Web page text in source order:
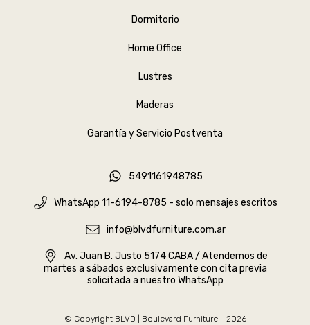
Dormitorio
Home Office
Lustres
Maderas
Garantía y Servicio Postventa
5491161948785
WhatsApp 11-6194-8785 - solo mensajes escritos
info@blvdfurniture.com.ar
Av. Juan B. Justo 5174 CABA / Atendemos de
martes a sábados exclusivamente con cita previa
solicitada a nuestro WhatsApp
© Copyright BLVD | Boulevard Furniture - 2026